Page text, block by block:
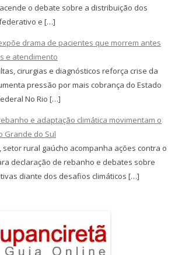
o debate sobre a distribuição dos
e […]
drama de pacientes que morrem antes
e atendimento
cirurgias e diagnósticos reforça crise da
pressão por mais cobrança do Estado
No Rio […]
e adaptação climática movimentam o
Grande do Sul
rural gaúcho acompanha ações contra o
declaração de rebanho e debates sobre
diante dos desafios climáticos […]